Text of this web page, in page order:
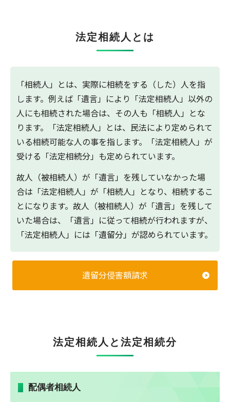
法定相続人とは
「相続人」とは、実際に相続をする（した）人を指
します。例えば「遺言」により「法定相続人」以外の
人にも相続された場合は、その人も「相続人」とな
ります。「法定相続人」とは、民法により定められて
いる相続可能な人の事を指します。「法定相続人」が
受ける「法定相続分」も定められています。
故人（被相続人）が「遺言」を残していなかった場
合は「法定相続人」が「相続人」となり、相続するこ
とになります。故人（被相続人）が「遺言」を残して
いた場合は、「遺言」に従って相続が行われますが、
「法定相続人」には「遺留分」が認められています。
遺留分侵害額請求
法定相続人と法定相続分
配偶者相続人